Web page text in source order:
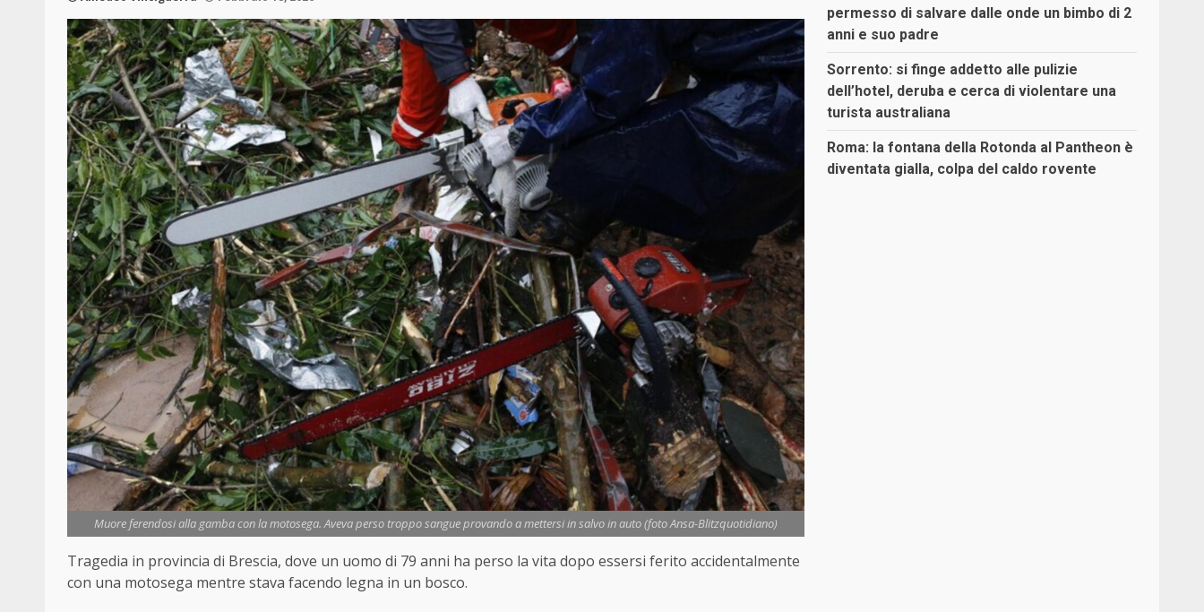
Muore ferendosi alla gamba con la motosega. Aveva perso troppo sangue provando a mettersi in salvo in auto (foto Ansa-Blitzquotidiano)
Tragedia in provincia di Brescia, dove un uomo di 79 anni ha perso la vita dopo essersi ferito accidentalmente
con una motosega mentre stava facendo legna in un bosco.
permesso di salvare dalle onde un bimbo di 2
anni e suo padre
Sorrento: si finge addetto alle pulizie
dell’hotel, deruba e cerca di violentare una
turista australiana
Roma: la fontana della Rotonda al Pantheon è
diventata gialla, colpa del caldo rovente